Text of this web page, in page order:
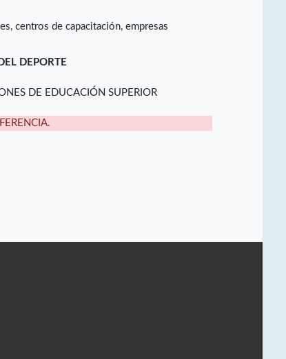
centros de capacitación, empresas
DEPORTE
DE EDUCACIÓN SUPERIOR